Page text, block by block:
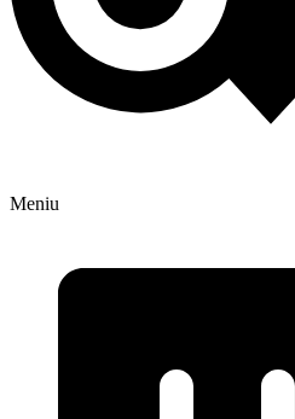
Meniu